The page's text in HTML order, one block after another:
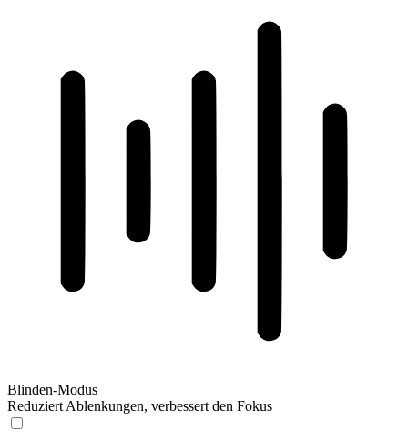
Blinden-Modus
Reduziert Ablenkungen, verbessert den Fokus